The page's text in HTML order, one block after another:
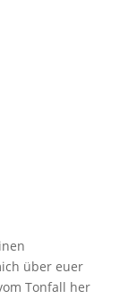
über euer
Tonfall her